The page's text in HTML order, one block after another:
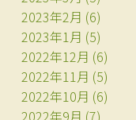
2023年2月 (6)
2023年1月 (5)
2022年12月 (6)
2022年11月 (5)
2022年10月 (6)
2022年9月 (7)